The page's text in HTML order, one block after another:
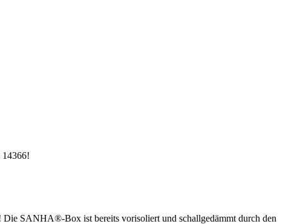
14366!
SANHA®-Box ist bereits vorisoliert und schallgedämmt durch den